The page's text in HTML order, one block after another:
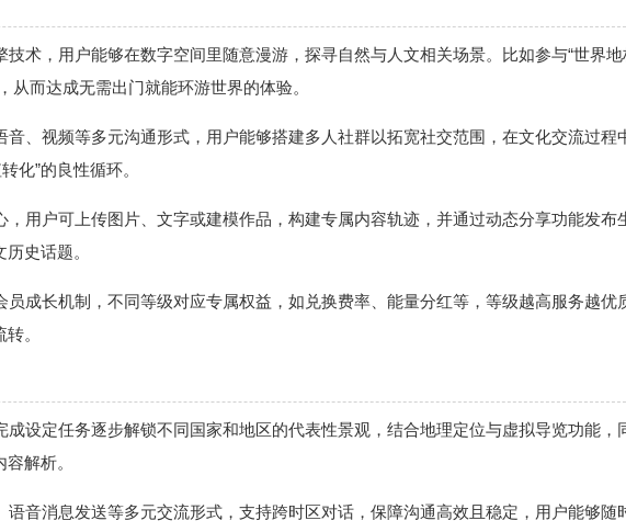
技术，用户能够在数字空间里随意漫游，探寻自然与人文相关场景。比如参与“世界地
从而达成无需出门就能环游世界的体验。
音、视频等多元沟通形式，用户能够搭建多人社群以拓宽社交范围，在文化交流过程
化”的良性循环。
，用户可上传图片、文字或建模作品，构建专属内容轨迹，并通过动态分享功能发布
史话题。
成长机制，不同等级对应专属权益，如兑换费率、能量分红等，等级越高服务越优
。
成设定任务逐步解锁不同国家和地区的代表性景观，结合地理定位与虚拟导览功能，
解析。
语音消息发送等多元交流形式，支持跨时区对话，保障沟通高效且稳定，用户能够随